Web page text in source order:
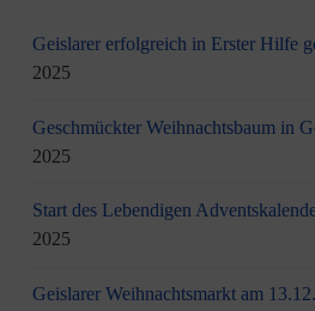
Geislarer erfolgreich in Erster Hilfe
2025
Geschmückter Weihnachtsbaum in
2025
Start des Lebendigen
2025
Geislarer Weihnachtsmarkt am